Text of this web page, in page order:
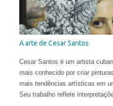
A arte de Cesar Santos
Cesar Santos é um artista
mais conhecido por criar
mais tendências artísticas em
Seu trabalho reflete